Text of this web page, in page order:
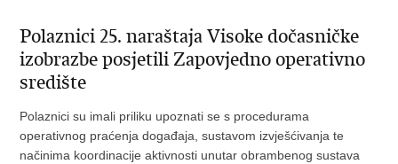
Polaznici 25. naraštaja Visoke dočasničke
izobrazbe posjetili Zapovjedno operativno
središte
Polaznici su imali priliku upoznati se s procedurama
operativnog praćenja događaja, sustavom izvješćivanja te
načinima koordinacije aktivnosti unutar obrambenog sustava